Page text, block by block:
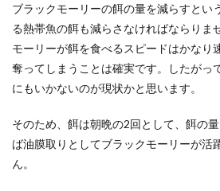
ブラックモーリーの餌の量を減らすとい
る熱帯魚の餌も減らさなければならりま
モーリーが餌を食べるスピードはかなり
奪ってしまうことは確実です。したがっ
にもいかないのが現状かと思います。
そのため、餌は朝晩の2回として、餌の
ば油膜取りとしてブラックモーリーが活
ん。